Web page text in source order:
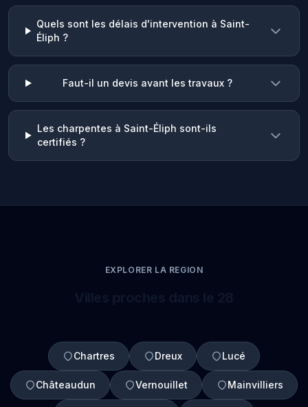
Quels sont les délais d'intervention à Saint-
Éliph ?
Faut-il un devis avant les travaux ?
Les charpentes à Saint-Éliph sont-ils
certifiés ?
EXPLORER LA REGION
Chartres Dreux Lucé
Châteaudun Vernouillet Mainvilliers